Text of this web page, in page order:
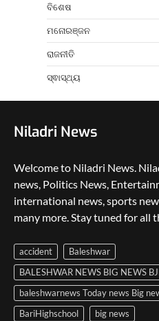
ବିଶେଷ
ମନୋରଞ୍ଜନ
ରାଜନୀତି
ସ୍ଵାସ୍ଥ୍ୟ
Niladri News
Welcome to Niladri News.
news, Politics News,
international news, sports
many more. Stay tuned for all
accident
Baleshwar
BALESHWAR NEWS BIG NEWS
baleshwarnews Today news Big
BariHighschool
big news